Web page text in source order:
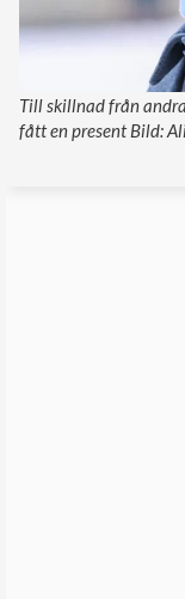
Till skillnad från
fått en present Bild: